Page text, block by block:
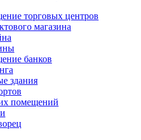
торговых центров
магазина
банков
здания
помещений